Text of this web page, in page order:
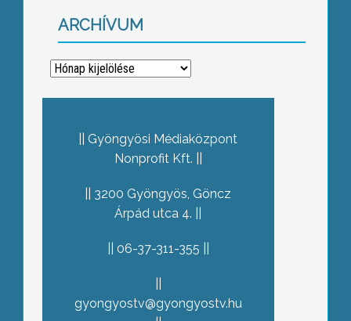
ARCHÍVUM
Archívum
Gyöngyösi Médiaközpont
Nonprofit Kft.
3200 Gyöngyös, Göncz
Árpád utca 4.
06-37-311-355
gyongyostv@gyongyostv.hu